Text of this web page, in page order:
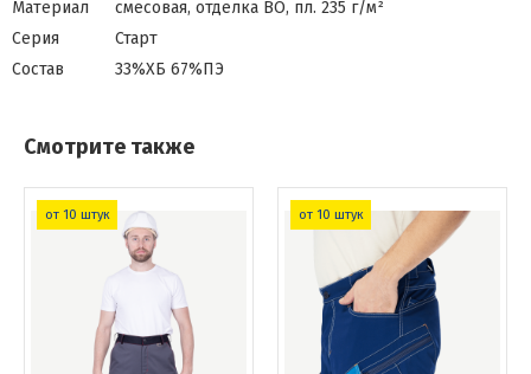
Материал
смесовая, отделка ВО, пл. 235 г/м²
Серия
Старт
Состав
33%ХБ 67%ПЭ
Смотрите также
от 10 штук от 10 штук